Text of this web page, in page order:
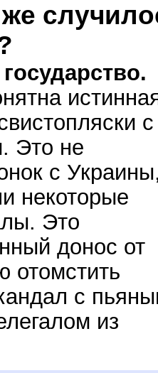
с
Это не
с
некоторые
Это
донос от
с
из